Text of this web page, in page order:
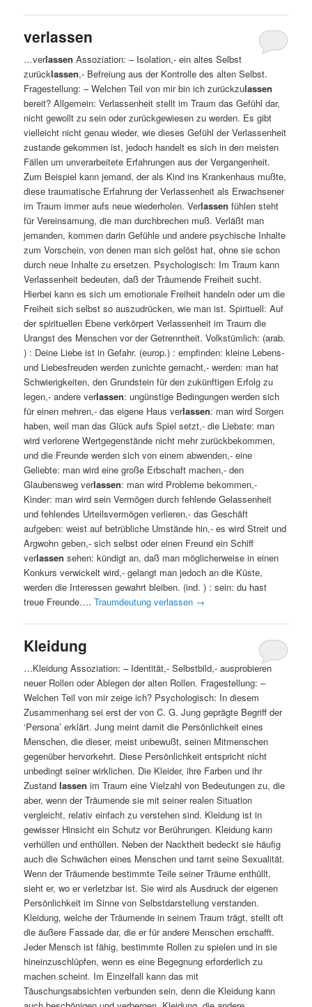
verlassen
…verlassen Assoziation: – Isolation,- ein altes Selbst
zurücklassen,- Befreiung aus der Kontrolle des alten Selbst.
Fragestellung: – Welchen Teil von mir bin ich zurückzulassen
bereit? Allgemein: Verlassenheit stellt im Traum das Gefühl dar,
nicht gewollt zu sein oder zurückgewiesen zu werden. Es gibt
vielleicht nicht genau wieder, wie dieses Gefühl der Verlassenheit
zustande gekommen ist, jedoch handelt es sich in den meisten
Fällen um unverarbeitete Erfahrungen aus der Vergangenheit.
Zum Beispiel kann jemand, der als Kind ins Krankenhaus mußte,
diese traumatische Erfahrung der Verlassenheit als Erwachsener
im Traum immer aufs neue wiederholen. Verlassen fühlen steht
für Vereinsamung, die man durchbrechen muß. Verläßt man
jemanden, kommen darin Gefühle und andere psychische Inhalte
zum Vorschein, von denen man sich gelöst hat, ohne sie schon
durch neue Inhalte zu ersetzen. Psychologisch: Im Traum kann
Verlassenheit bedeuten, daß der Träumende Freiheit sucht.
Hierbei kann es sich um emotionale Freiheit handeln oder um die
Freiheit sich selbst so auszudrücken, wie man ist. Spirituell: Auf
der spirituellen Ebene verkörpert Verlassenheit im Traum die
Urangst des Menschen vor der Getrenntheit. Volkstümlich: (arab.
) : Deine Liebe ist in Gefahr. (europ.) : empfinden: kleine Lebens-
und Liebesfreuden werden zunichte gemacht,- werden: man hat
Schwierigkeiten, den Grundstein für den zukünftigen Erfolg zu
legen,- andere verlassen: ungünstige Bedingungen werden sich
für einen mehren,- das eigene Haus verlassen: man wird Sorgen
haben, weil man das Glück aufs Spiel setzt,- die Liebste: man
wird verlorene Wertgegenstände nicht mehr zurückbekommen,
und die Freunde werden sich von einem abwenden,- eine
Geliebte: man wird eine große Erbschaft machen,- den
Glaubensweg verlassen: man wird Probleme bekommen,-
Kinder: man wird sein Vermögen durch fehlende Gelassenheit
und fehlendes Urteilsvermögen verlieren,- das Geschäft
aufgeben: weist auf betrübliche Umstände hin,- es wird Streit und
Argwohn geben,- sich selbst oder einen Freund ein Schiff
verlassen sehen: kündigt an, daß man möglicherweise in einen
Konkurs verwickelt wird,- gelangt man jedoch an die Küste,
werden die Interessen gewahrt bleiben. (ind. ) : sein: du hast
treue Freunde….Traumdeutung verlassen →
Kleidung
…Kleidung Assoziation: – Identität,- Selbstbild,- ausprobieren
neuer Rollen oder Ablegen der alten Rollen. Fragestellung: –
Welchen Teil von mir zeige ich? Psychologisch: In diesem
Zusammenhang sei erst der von C. G. Jung geprägte Begriff der
‘Persona’ erklärt. Jung meint damit die Persönlichkeit eines
Menschen, die dieser, meist unbewußt, seinen Mitmenschen
gegenüber hervorkehrt. Diese Persönlichkeit entspricht nicht
unbedingt seiner wirklichen. Die Kleider, ihre Farben und ihr
Zustandlassen im Traum eine Vielzahl von Bedeutungen zu, die
aber, wenn der Träumende sie mit seiner realen Situation
vergleicht, relativ einfach zu verstehen sind. Kleidung ist in
gewisser Hinsicht ein Schutz vor Berührungen. Kleidung kann
verhüllen und enthüllen. Neben der Nacktheit bedeckt sie häufig
auch die Schwächen eines Menschen und tarnt seine Sexualität.
Wenn der Träumende bestimmte Teile seiner Träume enthüllt,
sieht er, wo er verletzbar ist. Sie wird als Ausdruck der eigenen
Persönlichkeit im Sinne von Selbstdarstellung verstanden.
Kleidung, welche der Träumende in seinem Traum trägt, stellt oft
die äußere Fassade dar, die er für andere Menschen erschafft.
Jeder Mensch ist fähig, bestimmte Rollen zu spielen und in sie
hineinzuschlüpfen, wenn es eine Begegnung erforderlich zu
machen scheint. Im Einzelfall kann das mit
Täuschungsabsichten verbunden sein, denn die Kleidung kann